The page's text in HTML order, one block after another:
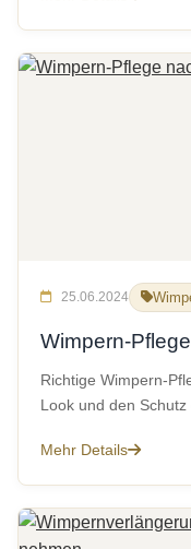
25.06.2024
Wimpern-
Richtige Wimpern-
Look und den
Mehr Details